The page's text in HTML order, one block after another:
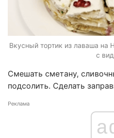
Вкусный тортик из лаваша на
с
Смешать сметану,
подсолить. Сделать
Реклама